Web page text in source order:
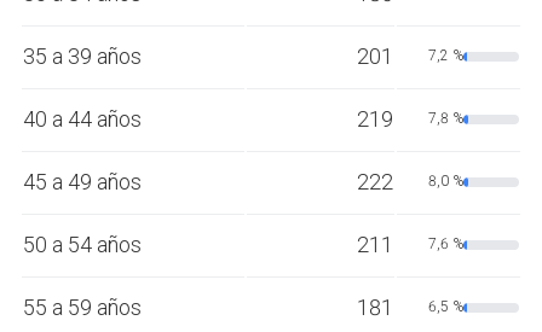
35 a 39 años 201 7,2 %
40 a 44 años 219 7,8 %
45 a 49 años 222 8,0 %
50 a 54 años 211 7,6 %
55 a 59 años 181 6,5 %